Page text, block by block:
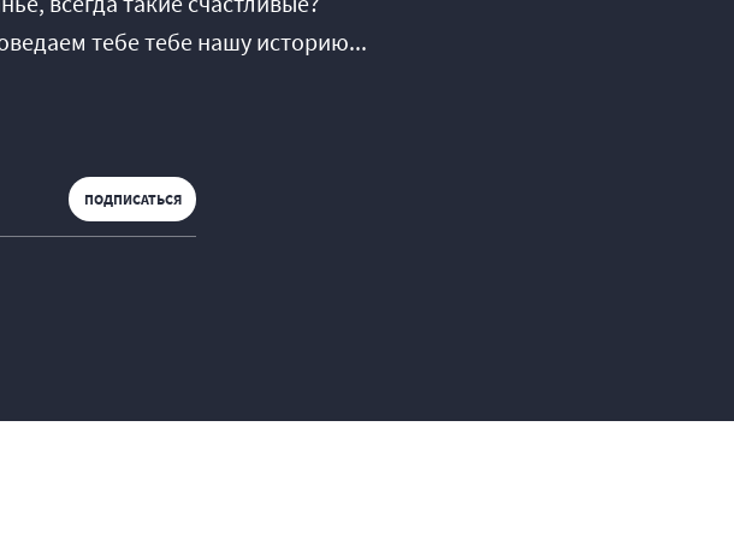
тебе тебе нашу историю...